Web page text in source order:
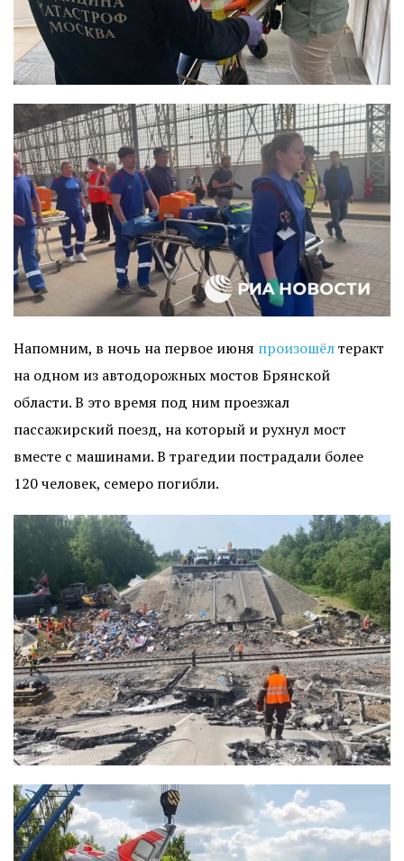
Напомним, в ночь на первое июня произошёлтеракт
на одном из автодорожных мостов Брянской
области. В это время под ним проезжал
пассажирский поезд, на который и рухнул мост
вместе с машинами. В трагедии пострадали более
120 человек, семеро погибли.